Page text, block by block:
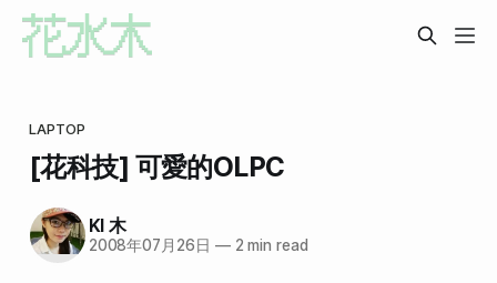
LAPTOP
[花科技] 可愛的OLPC
KI 木
2008年07月26日 —2 min read